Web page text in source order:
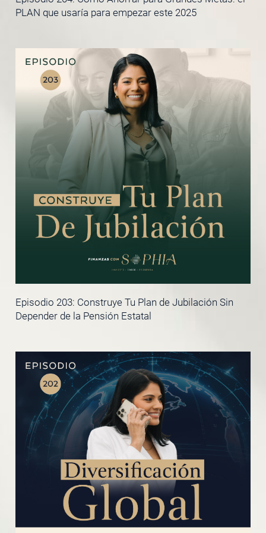
PLAN que usaría para empezar este 2025
Episodio 203: Construye Tu Plan de Jubilación Sin
Depender de la Pensión Estatal